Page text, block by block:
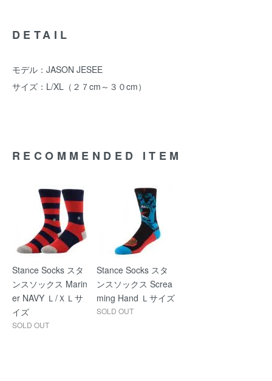
DETAIL
モデル：JASON JESEE
サイズ：L/XL（２７cm～３０cm）
RECOMMENDED ITEM
Stance Socks スタ
ンスソックス Marin
er NAVY Ｌ/ＸＬサ
イズ
SOLD OUT
Stance Socks スタ
ンスソックス Screa
ming Hand Ｌサイズ
SOLD OUT